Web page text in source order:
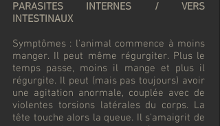
PARASITES INTERNES / VERS
INTESTINAUX
Symptômes : l'animal commence à moins
manger. Il peut même régurgiter. Plus le
temps passe, moins il mange et plus il
régurgite. Il peut (mais pas toujours) avoir
une agitation anormale, couplée avec de
violentes torsions latérales du corps. La
tête touche alors la queue. Il s'amaigrit de